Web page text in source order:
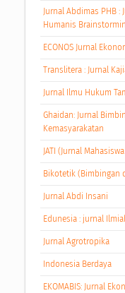
Jurnal Abdimas PHB
Humanis
ECONOS Jurnal
Translitera : Jurnal
Jurnal Ilmu Hukum
Ghaidan: Jurnal
Kemasyarakatan
JATI (Jurnal
Bikotetik (Bimbingan
Jurnal Abdi Insani
Edunesia : jurnal
Jurnal Agrotropika
Indonesia Berdaya
EKOMABIS: Jurnal